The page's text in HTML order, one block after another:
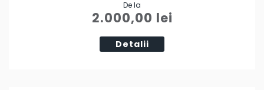
De la
2.000,00 lei
Detalii